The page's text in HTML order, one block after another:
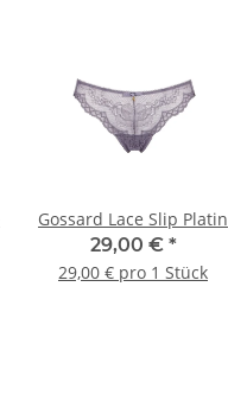
Gossard Lace Slip Platin
29,00 € *
29,00 € pro 1 Stück